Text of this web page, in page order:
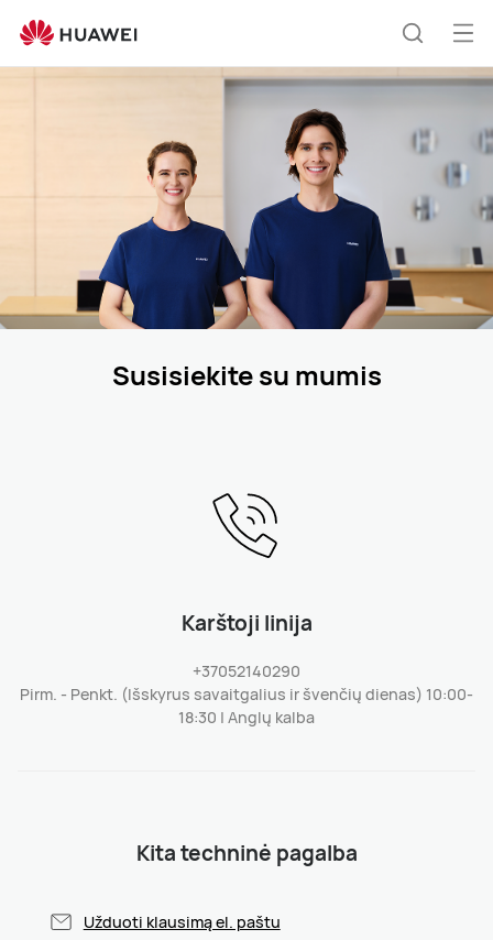
mumis
Paieška
Susisiekite su mumis
Karštoji linija
+37052140290
Pirm. - Penkt. (Išskyrus savaitgalius ir švenčių dienas) 10:00-
18:30 | Anglų kalba
Kita techninė pagalba
Užduoti klausimą el. paštu